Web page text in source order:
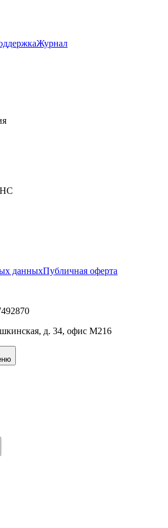
Журнал
данныхПубличная оферта
д. 34, офис М216